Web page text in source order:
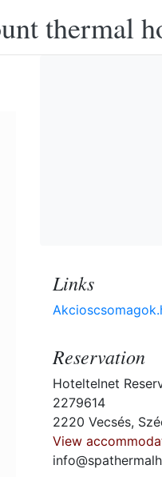
thermal
Links
Reservation
Hoteltelnet
2279614
2220 Vecsés,
View